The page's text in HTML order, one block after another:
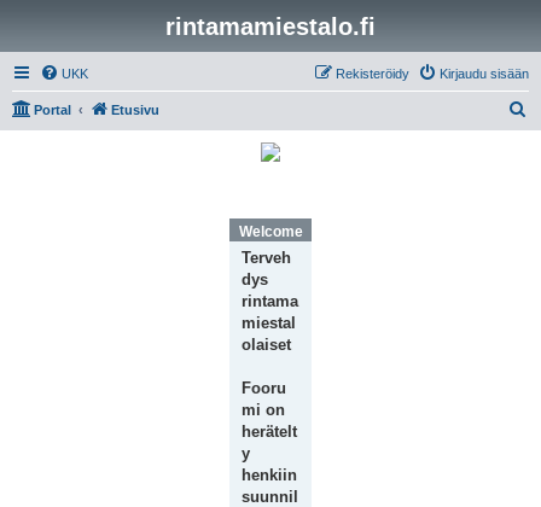
rintamamiestalo.fi
UKK Kirjaudu sisään
Rekisteröidy
Portal Etusivu
Welcome Message
Terveh
dys
rintama
miestal
olaiset
Fooru
mi on
herätelt
y
henkiin
suunnil